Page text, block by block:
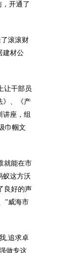
开通了
滚滚财
建材公
让干部员
》、《产
座，组
巾帼文
就能在市
蚁这方沃
良好的声
”威海市
,追求卓
做专这